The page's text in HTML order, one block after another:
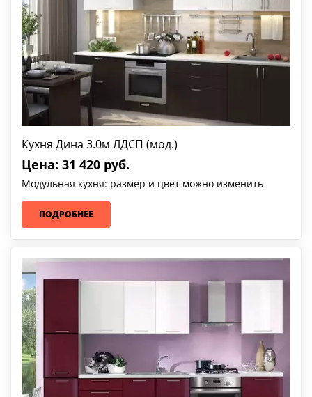
Кухня Дина 3.0м ЛДСП (мод.)
Цена: 31 420 руб.
Модульная кухня: размер и цвет можно изменить
ПОДРОБНЕЕ